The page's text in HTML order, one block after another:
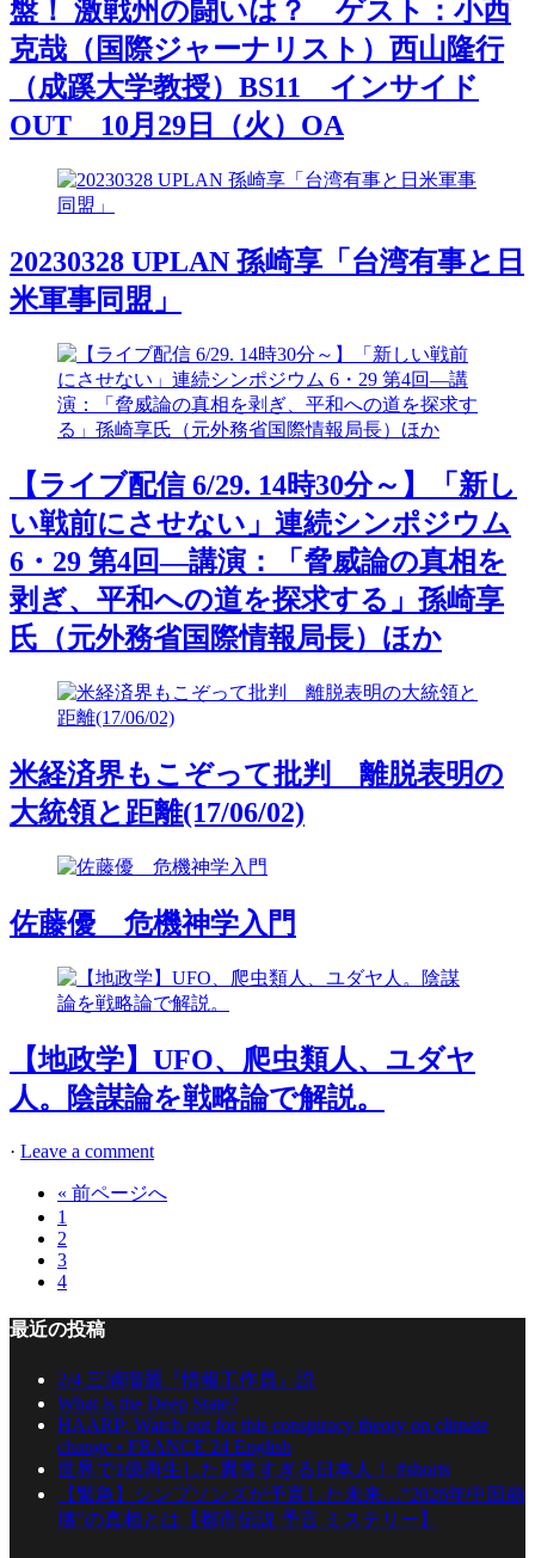
盤！ 激戦州の闘いは？ ゲスト：小西
克哉（国際ジャーナリスト）西山隆行
（成蹊大学教授）BS11 インサイド
OUT 10月29日（火）OA
20230328 UPLAN 孫崎享「台湾有事と日
米軍事同盟」
【ライブ配信 6/29. 14時30分～】「新し
い戦前にさせない」連続シンポジウム
6・29 第4回―講演：「脅威論の真相を
剥ぎ、平和への道を探求する」孫崎享
氏（元外務省国際情報局長）ほか
米経済界もこぞって批判 離脱表明の
大統領と距離(17/06/02)
佐藤優 危機神学入門
【地政学】UFO、爬虫類人、ユダヤ
人。陰謀論を戦略論で解説。
· Leave a comment
« 前ページへ
1
2
3
4
最近の投稿
2/4 三浦瑠麗『情報工作員』説
What is the Deep State?
HAARP: Watch out for this conspiracy theory on climate
change • FRANCE 24 English
世界で1億再生した異常すぎる日本人！ #shorts
【緊急】シンプソンズが予言した未来…“2026年中国崩
壊”の真相とは【都市伝説 予言 ミステリー】